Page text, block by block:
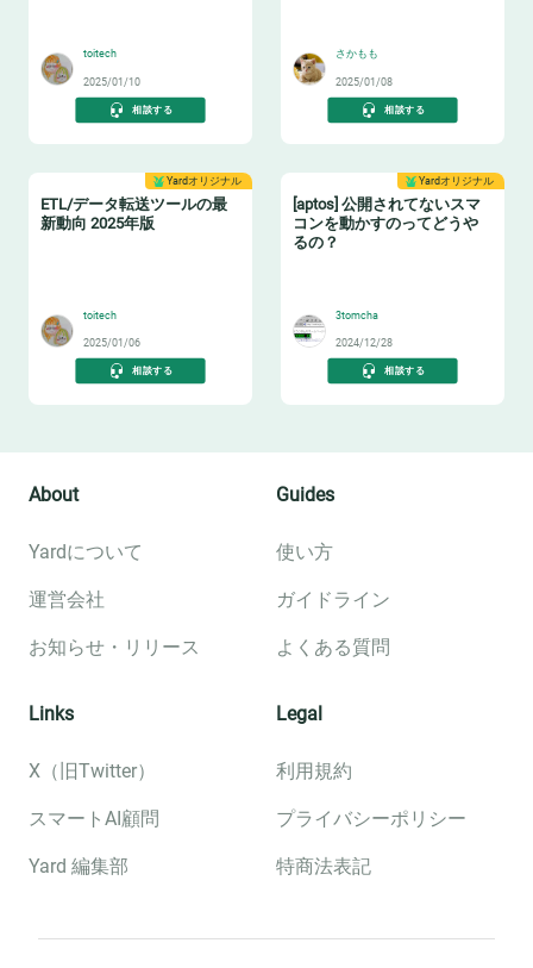
toitech
2025/01/10
相談する
さかもも
2025/01/08
相談する
Yardオリジナル
ETL/データ転送ツールの最
新動向 2025年版
toitech
2025/01/06
相談する
Yardオリジナル
[aptos] 公開されてないスマ
コンを動かすのってどうや
るの？
3tomcha
2024/12/28
相談する
About
Yardについて
運営会社
お知らせ・リリース
Guides
使い方
ガイドライン
よくある質問
Links
X（旧Twitter）
スマートAI顧問
Yard 編集部
Legal
利用規約
プライバシーポリシー
特商法表記